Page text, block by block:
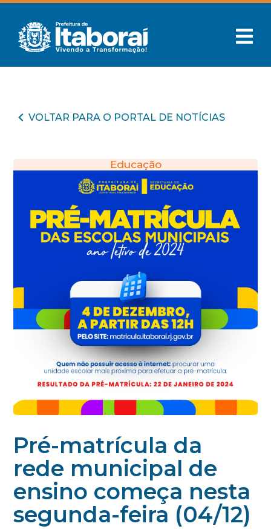
VOLTAR PARA O PORTAL DE NOTÍCIAS
Educação
Pré-matrícula da
rede municipal de
ensino começa nesta
segunda-feira (04/12)